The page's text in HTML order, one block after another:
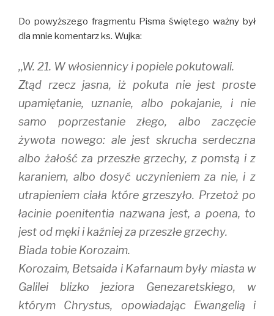
Do powyższego fragmentu Pisma świętego ważny był
dla mnie komentarz ks. Wujka:
,,W. 21. W włosiennicy i popiele pokutowali.
Ztąd rzecz jasna, iż pokuta nie jest proste
upamiętanie, uznanie, albo pokajanie, i nie
samo poprzestanie złego, albo zaczęcie
żywota nowego: ale jest skrucha serdeczna
albo żałość za przeszłe grzechy, z pomstą i z
karaniem, albo dosyć uczynieniem za nie, i z
utrapieniem ciała które grzeszyło. Przetoż po
łacinie poenitentia nazwana jest, a poena, to
jest od męki i kaźniej za przeszłe grzechy.
Biada tobie Korozaim.
Korozaim, Betsaida i Kafarnaum były miasta w
Galilei blizko jeziora Genezaretskiego, w
którym Chrystus, opowiadając Ewangelią i